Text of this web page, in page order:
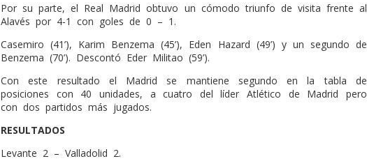
Por su parte, el Real Madrid obtuvo un cómodo triunfo de visita frente al
Alavés por 4-1 con goles de 0 – 1.
Casemiro (41’), Karim Benzema (45’), Eden Hazard (49’) y un segundo de
Benzema (70’). Descontó Eder Militao (59’).
Con este resultado el Madrid se mantiene segundo en la tabla de
posiciones con 40 unidades, a cuatro del líder Atlético de Madrid pero
con dos partidos más jugados.
RESULTADOS
Levante 2 – Valladolid 2.